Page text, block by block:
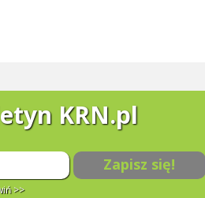
KRN.pl
Zapisz się!
>>